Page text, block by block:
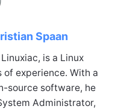
Spaan
is a Linux
experience. With a
source software, he
Administrator,